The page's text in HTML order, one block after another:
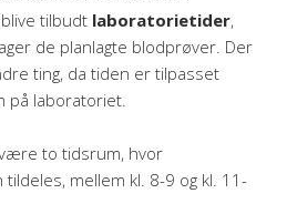
tilbudt laboratorietider,
de planlagte blodprøver. Der
ting, da tiden er tilpasset
på laboratoriet.
to tidsrum, hvor
tildeles, mellem kl. 8-9 og kl. 11-